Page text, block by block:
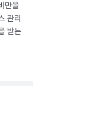
만을
관리
받는